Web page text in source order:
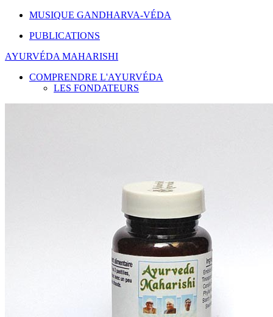
MUSIQUE GANDHARVA-VÉDA
PUBLICATIONS
AYURVÉDA MAHARISHI
COMPRENDRE L'AYURVÉDA
LES FONDATEURS